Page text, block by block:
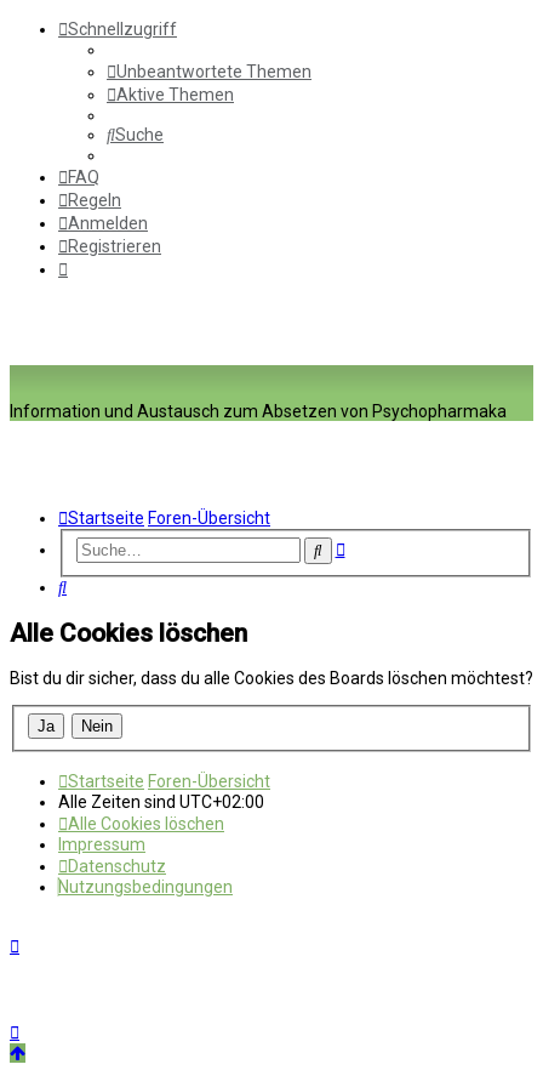
Schnellzugriff
Unbeantwortete Themen
Aktive Themen
Suche
FAQ
Regeln
Anmelden
Registrieren
Information und Austausch zum Absetzen von Psychopharmaka
Startseite Foren-Übersicht
SucheErweiterte
Suche
Alle Cookies löschen
Bist du dir sicher, dass du alle Cookies des Boards löschen möchtest?
Startseite Foren-Übersicht
Alle Zeiten sind UTC+02:00
Alle Cookies löschen
Impressum
Datenschutz
Nutzungsbedingungen